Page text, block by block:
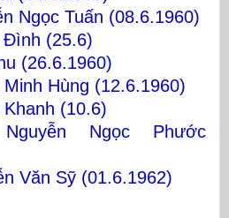
Ngọc Tuấn (08.6.1960)
Đình (25.6)
(26.6.1960)
Hùng (12.6.1960)
(10.6)
Ngọc Phước
Văn Sỹ (01.6.1962)